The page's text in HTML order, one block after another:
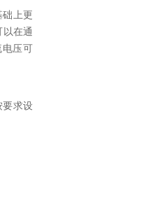
上更
在通
压可
要求设